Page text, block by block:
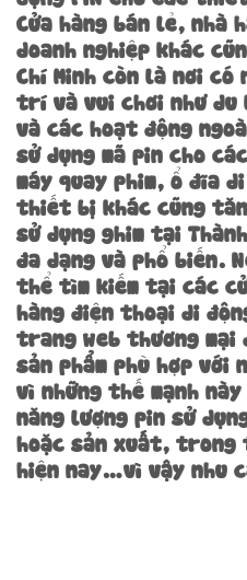
Cửa hàng bán lẻ, nhà
doanh nghiệp khác
Chí Minh còn là nơi
trí và vui chơi như
và các hoạt động
sử dụng mã pin cho
máy quay phim, ổ đĩa
thiết bị khác cũng
sử dụng ghim tại
đa dạng và phổ biến.
thể tìm kiếm tại các
hàng điện thoại di
trang web thương mại
sản phẩm phù hợp với
vì những thế mạnh
năng lượng pin sử
hoặc sản xuất, trong
hiện nay…vì vậy nhu